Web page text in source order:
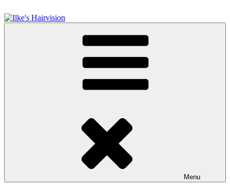
naar
de
Menu